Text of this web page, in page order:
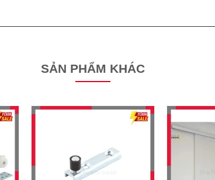
SẢN PHẨM KHÁC